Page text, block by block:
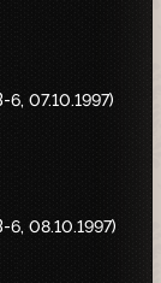
07.10.1997)
08.10.1997)